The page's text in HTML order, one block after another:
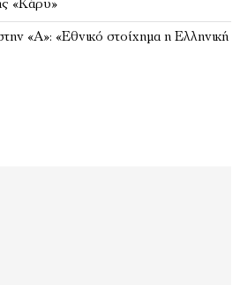
«Κάρυ»
«Α»: «Εθνικό στοίχημα η Ελληνική